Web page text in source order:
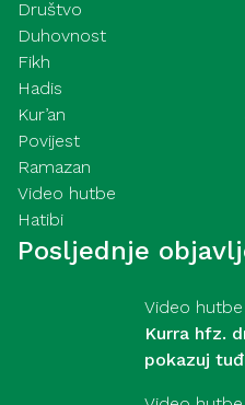
Društvo
Duhovnost
Fikh
Hadis
Kur’an
Povijest
Ramazan
Video hutbe
Hatibi
Posljednje
Video hutbe
Kurra hfz.
pokazuj